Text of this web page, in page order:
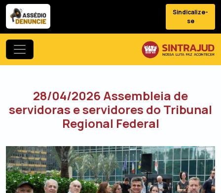
Sindicalize-
se
28/04/2026 Assembleia de
servidoras e servidores do Tribunal
Regional Federal